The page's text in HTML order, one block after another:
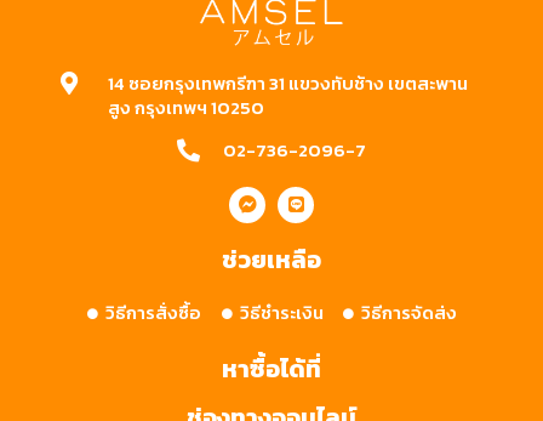
14 ซอยกรุงเทพกรีฑา 31 แขวงทับช้าง เขตสะพาน
สูง กรุงเทพฯ 10250
02-736-2096-7
ช่วยเหลือ
วิธีการสั่งซื้อ วิธีชำระเงิน วิธีการจัดส่ง
หาซื้อได้ที่